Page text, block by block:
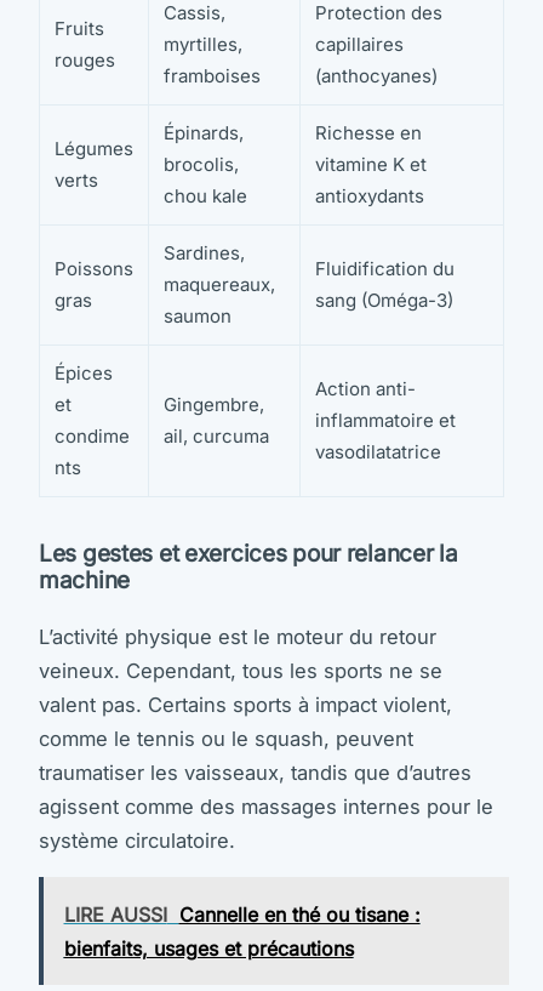
Fruits
rouges
Cassis,
myrtilles,
framboises
Protection des
capillaires
(anthocyanes)
Légumes
verts
Épinards,
brocolis,
chou kale
Richesse en
vitamine K et
antioxydants
Poissons
gras
Sardines,
maquereaux,
saumon
Fluidification du
sang (Oméga-3)
Épices
et
condime
nts
Gingembre,
ail, curcuma
Action anti-
inflammatoire et
vasodilatatrice
Les gestes et exercices pour relancer la
machine
L’activité physique est le moteur du retour
veineux. Cependant, tous les sports ne se
valent pas. Certains sports à impact violent,
comme le tennis ou le squash, peuvent
traumatiser les vaisseaux, tandis que d’autres
agissent comme des massages internes pour le
système circulatoire.
LIRE AUSSI Cannelle en thé ou tisane :
bienfaits, usages et précautions